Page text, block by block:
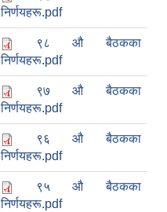
निर्णयहरू.pdf
९८ औ बैठकका
निर्णयहरू.pdf
९७ औ बैठकका
निर्णयहरू.pdf
९६ औ बैठकका
निर्णयहरू.pdf
९५ औ बैठकका
निर्णयहरू.pdf